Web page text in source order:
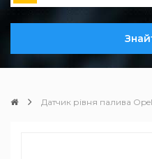
Датчик рівня палива